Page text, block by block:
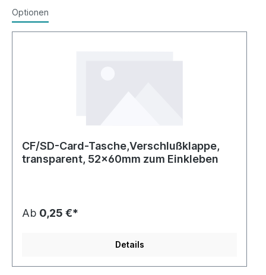
Optionen
CF/SD-Card-Tasche,Verschlußklappe,
transparent, 52x60mm zum Einkleben
Ab 0,25 €*
Details